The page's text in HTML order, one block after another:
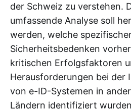
der Schweiz zu verstehen.
umfassende Analyse soll
werden, welche
Sicherheitsbedenken
kritischen Erfolgsfaktoren
Herausforderungen bei der
von e-ID-Systemen in
Ländern identifiziert